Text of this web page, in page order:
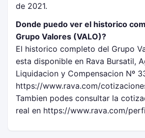
de 2021.
Donde puedo ver el historico
Grupo Valores (VALO)?
El historico completo del Grupo
esta disponible en Rava Bursatil,
Liquidacion y Compensacion Nº
https://www.rava.com/
Tambien podes consultar la
real en https://www.rava.com/